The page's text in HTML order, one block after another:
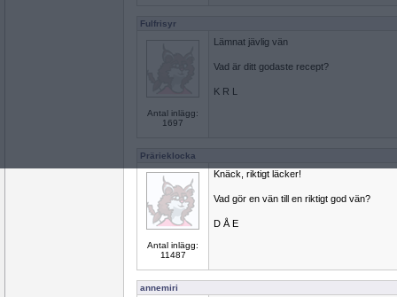
Fulfrisyr
Antal inlägg:
1697
Lämnat jävlig vän
Vad är ditt godaste recept?
K R L
Prärieklocka
Antal inlägg:
11487
Knäck, riktigt läcker!
Vad gör en vän till en riktigt god vän?
D Å E
annemiri